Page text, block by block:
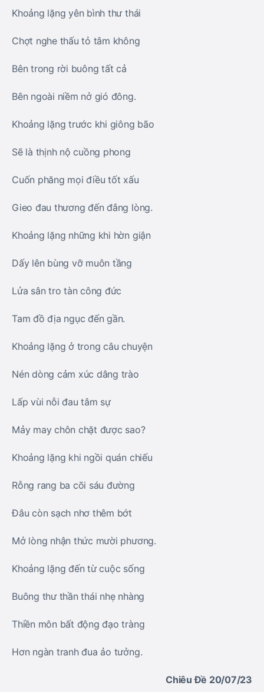
Khoảng lặng yên bình thư thái
Chợt nghe thấu tỏ tâm không
Bên trong rời buông tất cả
Bên ngoài niềm nở gió đông.
Khoảng lặng trước khi giông bão
Sẽ là thịnh nộ cuồng phong
Cuốn phăng mọi điều tốt xấu
Gieo đau thương đến đắng lòng.
Khoảng lặng những khi hờn giận
Dấy lên bùng vỡ muôn tầng
Lửa sân tro tàn công đức
Tam đồ địa ngục đến gần.
Khoảng lặng ở trong câu chuyện
Nén dòng cảm xúc dâng trào
Lấp vùi nỗi đau tâm sự
Mảy may chôn chặt được sao?
Khoảng lặng khi ngồi quán chiếu
Rỗng rang ba cõi sáu đường
Đâu còn sạch nhơ thêm bớt
Mở lòng nhận thức mười phương.
Khoảng lặng đến từ cuộc sống
Buông thư thần thái nhẹ nhàng
Thiền môn bất động đạo tràng
Hơn ngàn tranh đua ảo tưởng.
Chiêu Đề 20/07/23